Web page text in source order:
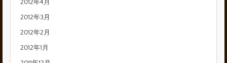
2012年4月
2012年3月
2012年2月
2012年1月